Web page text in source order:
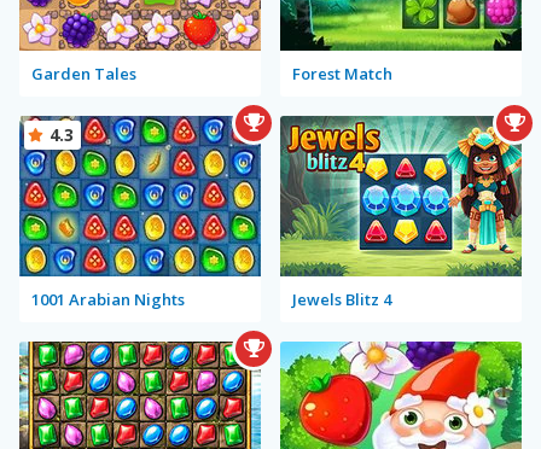
Garden Tales Forest Match
1001 Arabian Nights
4.3
Jewels Blitz 4